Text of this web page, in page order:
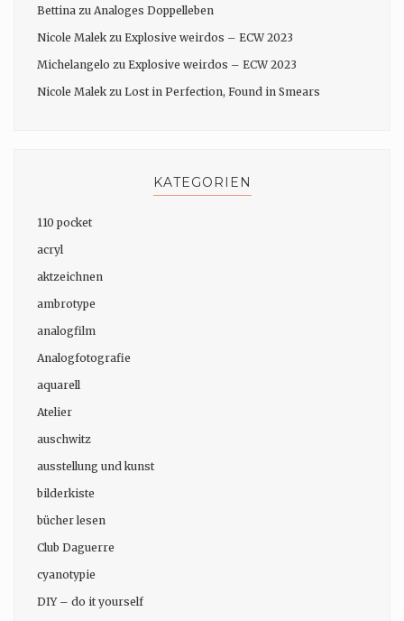
Bettina zu Analoges Doppelleben
Nicole Malekzu Explosive weirdos – ECW 2023
Michelangelo zu Explosive weirdos – ECW 2023
Nicole Malekzu Lost in Perfection, Found in Smears
KATEGORIEN
110 pocket
acryl
aktzeichnen
ambrotype
analogfilm
Analogfotografie
aquarell
Atelier
auschwitz
ausstellung und kunst
bilderkiste
bücher lesen
Club Daguerre
cyanotypie
DIY – do it yourself